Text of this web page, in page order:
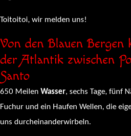
Toitoitoi, wir melden uns!
Von den Blauen Bergen
der Atlantik zwischen
Santo
650 Meilen Wasser, sechs Tage, fünf
Fuchur und ein Haufen Wellen, die
uns durcheinanderwirbeln.